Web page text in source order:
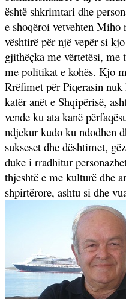
është shkrimtari dhe
e shoqëroi vetvehten Miho
vështirë për një vepër si
gjithëçka me vërtetësi, me
me politikat e kohës. Kjo
Rrëfimet për Piqerasin
katër anët e Shqipërisë,
vende ku ata kanë
ndjekur kudo ku ndodhen
sukseset dhe dështimet,
duke i rradhitur
thjeshtë e me kulturë dhe
shpirtërore, ashtu si dhe